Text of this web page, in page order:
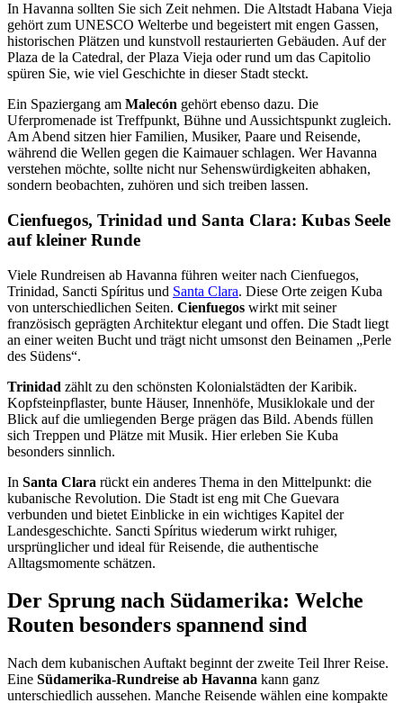
In Havanna sollten Sie sich Zeit nehmen. Die Altstadt Habana Vieja
gehört zum UNESCO Welterbe und begeistert mit engen Gassen,
historischen Plätzen und kunstvoll restaurierten Gebäuden. Auf der
Plaza de la Catedral, der Plaza Vieja oder rund um das Capitolio
spüren Sie, wie viel Geschichte in dieser Stadt steckt.
Ein Spaziergang am Malecón gehört ebenso dazu. Die
Uferpromenade ist Treffpunkt, Bühne und Aussichtspunkt zugleich.
Am Abend sitzen hier Familien, Musiker, Paare und Reisende,
während die Wellen gegen die Kaimauer schlagen. Wer Havanna
verstehen möchte, sollte nicht nur Sehenswürdigkeiten abhaken,
sondern beobachten, zuhören und sich treiben lassen.
Cienfuegos, Trinidad und Santa Clara: Kubas Seele
auf kleiner Runde
Viele Rundreisen ab Havanna führen weiter nach Cienfuegos,
Trinidad, Sancti Spíritus und Santa Clara. Diese Orte zeigen Kuba
von unterschiedlichen Seiten. Cienfuegos wirkt mit seiner
französisch geprägten Architektur elegant und offen. Die Stadt liegt
an einer weiten Bucht und trägt nicht umsonst den Beinamen „Perle
des Südens“.
Trinidad zählt zu den schönsten Kolonialstädten der Karibik.
Kopfsteinpflaster, bunte Häuser, Innenhöfe, Musiklokale und der
Blick auf die umliegenden Berge prägen das Bild. Abends füllen
sich Treppen und Plätze mit Musik. Hier erleben Sie Kuba
besonders sinnlich.
In Santa Clara rückt ein anderes Thema in den Mittelpunkt: die
kubanische Revolution. Die Stadt ist eng mit Che Guevara
verbunden und bietet Einblicke in ein wichtiges Kapitel der
Landesgeschichte. Sancti Spíritus wiederum wirkt ruhiger,
ursprünglicher und ideal für Reisende, die authentische
Alltagsmomente schätzen.
Der Sprung nach Südamerika: Welche
Routen besonders spannend sind
Nach dem kubanischen Auftakt beginnt der zweite Teil Ihrer Reise.
Eine Südamerika-Rundreise ab Havanna kann ganz
unterschiedlich aussehen. Manche Reisende wählen eine kompakte